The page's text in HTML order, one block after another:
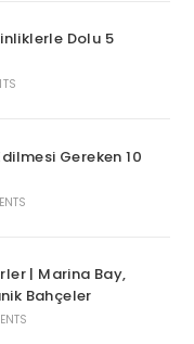
Dolu 5
Gereken 10
| Marina Bay,
Bahçeler